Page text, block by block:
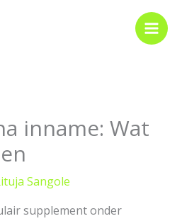
inname: Wat
Sangole
supplement onder